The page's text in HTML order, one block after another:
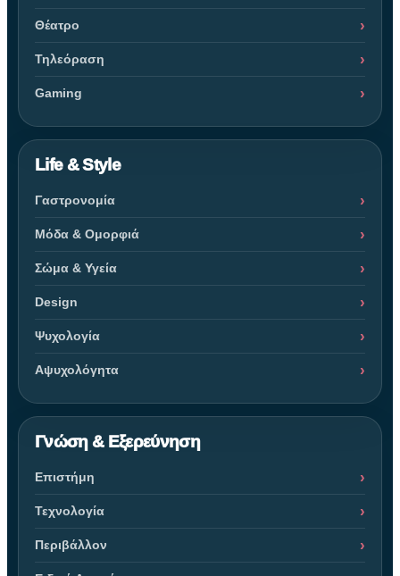
Θέατρο
Τηλεόραση
Gaming
Life & Style
Γαστρονομία
Μόδα & Ομορφιά
Σώμα & Υγεία
Design
Ψυχολογία
Αψυχολόγητα
Γνώση & Εξερεύνηση
Επιστήμη
Τεχνολογία
Περιβάλλον